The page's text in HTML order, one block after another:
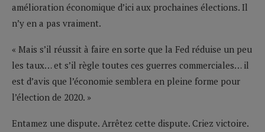
amélioration économique d’ici aux prochaines élections. Il
n’y en a pas vraiment.
« Mais s’il réussit à faire en sorte que la Fed réduise un peu
les taux… et s’il règle toutes ces guerres commerciales… il
est d’avis que l’économie semblera en pleine forme pour
l’élection de 2020. »
Entamez une dispute. Arrêtez cette dispute. Criez victoire.